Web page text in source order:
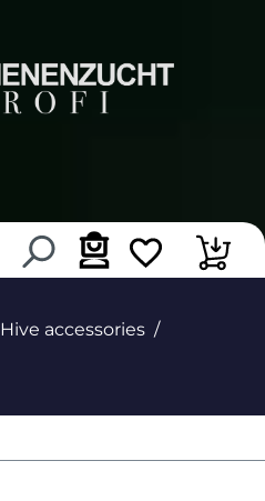
Hive accessories